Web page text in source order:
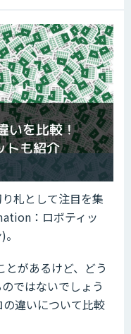
札として注目を集
：ロボティッ
とがあるけど、どう
ではないでしょう
の違いについて比較